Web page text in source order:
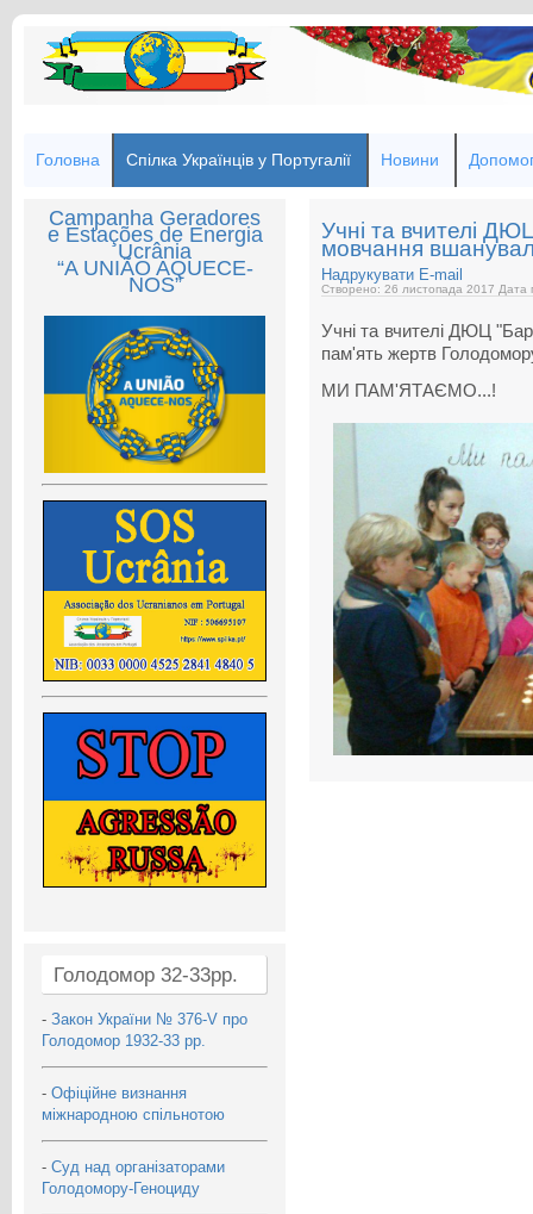
Головна Спілка Українців у Португалії Новини
Campanha Geradores
e Estações de Energia
Ucrânia
“A UNIÃO AQUECE-
NOS”
Голодомор 32-33рр.
- Закон України № 376-V про
Голодомор 1932-33 рр.
- Офіційне визнання
міжнародною спільнотою
- Суд над організаторами
Голодомору-Геноциду
Учні та вчителі
мовчання
Надрукувати E-mail
Створено: 26 листопада 2017 Дата
Учні та вчителі ДЮЦ
пам'ять жертв
МИ ПАМ'ЯТАЄМО...!